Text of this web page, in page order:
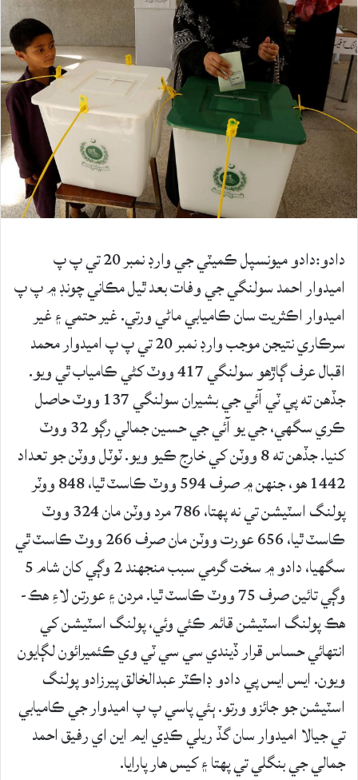
دادو:دادو ميونسپل ڪميٽي جي وارڊ نمبر 20 تي پ پ
اميدوار احمد سولنگي جي وفات بعد ٿيل مڪاني چونڊ ۾ پ پ
اميدوار اڪثريت سان ڪاميابي ماڻي ورتي. غير حتمي ۽ غير
سرڪاري نتيجن موجب وارڊ نمبر 20 تي پ پ اميدوار محمد
اقبال عرف ڳاڙهو سولنگي 417 ووٽ کڻي ڪامياب ٿي ويو.
جڏهن ته پي ٽي آئي جي بشيران سولنگي 137 ووٽ حاصل
ڪري سگهي، جي يو آئي جي حسين جمالي رڳو 32 ووٽ
کنيا. جڏهن ته 8 ووٽن کي خارج ڪيو ويو. ٽوٽل ووٽن جو تعداد
1442 هو، جنهن ۾ صرف 594 ووٽ ڪاسٽ ٿيا، 848 ووٽر
پولنگ اسٽيشن تي نه پهتا، 786 مرد ووٽن مان 324 ووٽ
ڪاسٽ ٿيا، 656 عورت ووٽن مان صرف 266 ووٽ ڪاسٽ ٿي
سگهيا، دادو ۾ سخت گرمي سبب منجهند 2 وڳي کان شام 5
وڳي تائين صرف 75 ووٽ ڪاسٽ ٿيا. مردن ۽ عورتن لاءِ هڪ-
هڪ پولنگ اسٽيشن قائم ڪئي وئي، پولنگ اسٽيشن کي
انتهائي حساس قرار ڏيندي سي سي ٽي وي ڪئميرائون لڳايون
ويون. ايس ايس پي دادو ڊاڪٽر عبدالخالق پيرزادو پولنگ
اسٽيشن جو جائزو ورتو. ٻئي پاسي پ پ اميدوار جي ڪاميابي
تي جيالا اميدوار سان گڏ ريلي ڪڍي ايم اين اي رفيق احمد
جمالي جي بنگلي تي پهتا ۽ کيس هار پارايا.